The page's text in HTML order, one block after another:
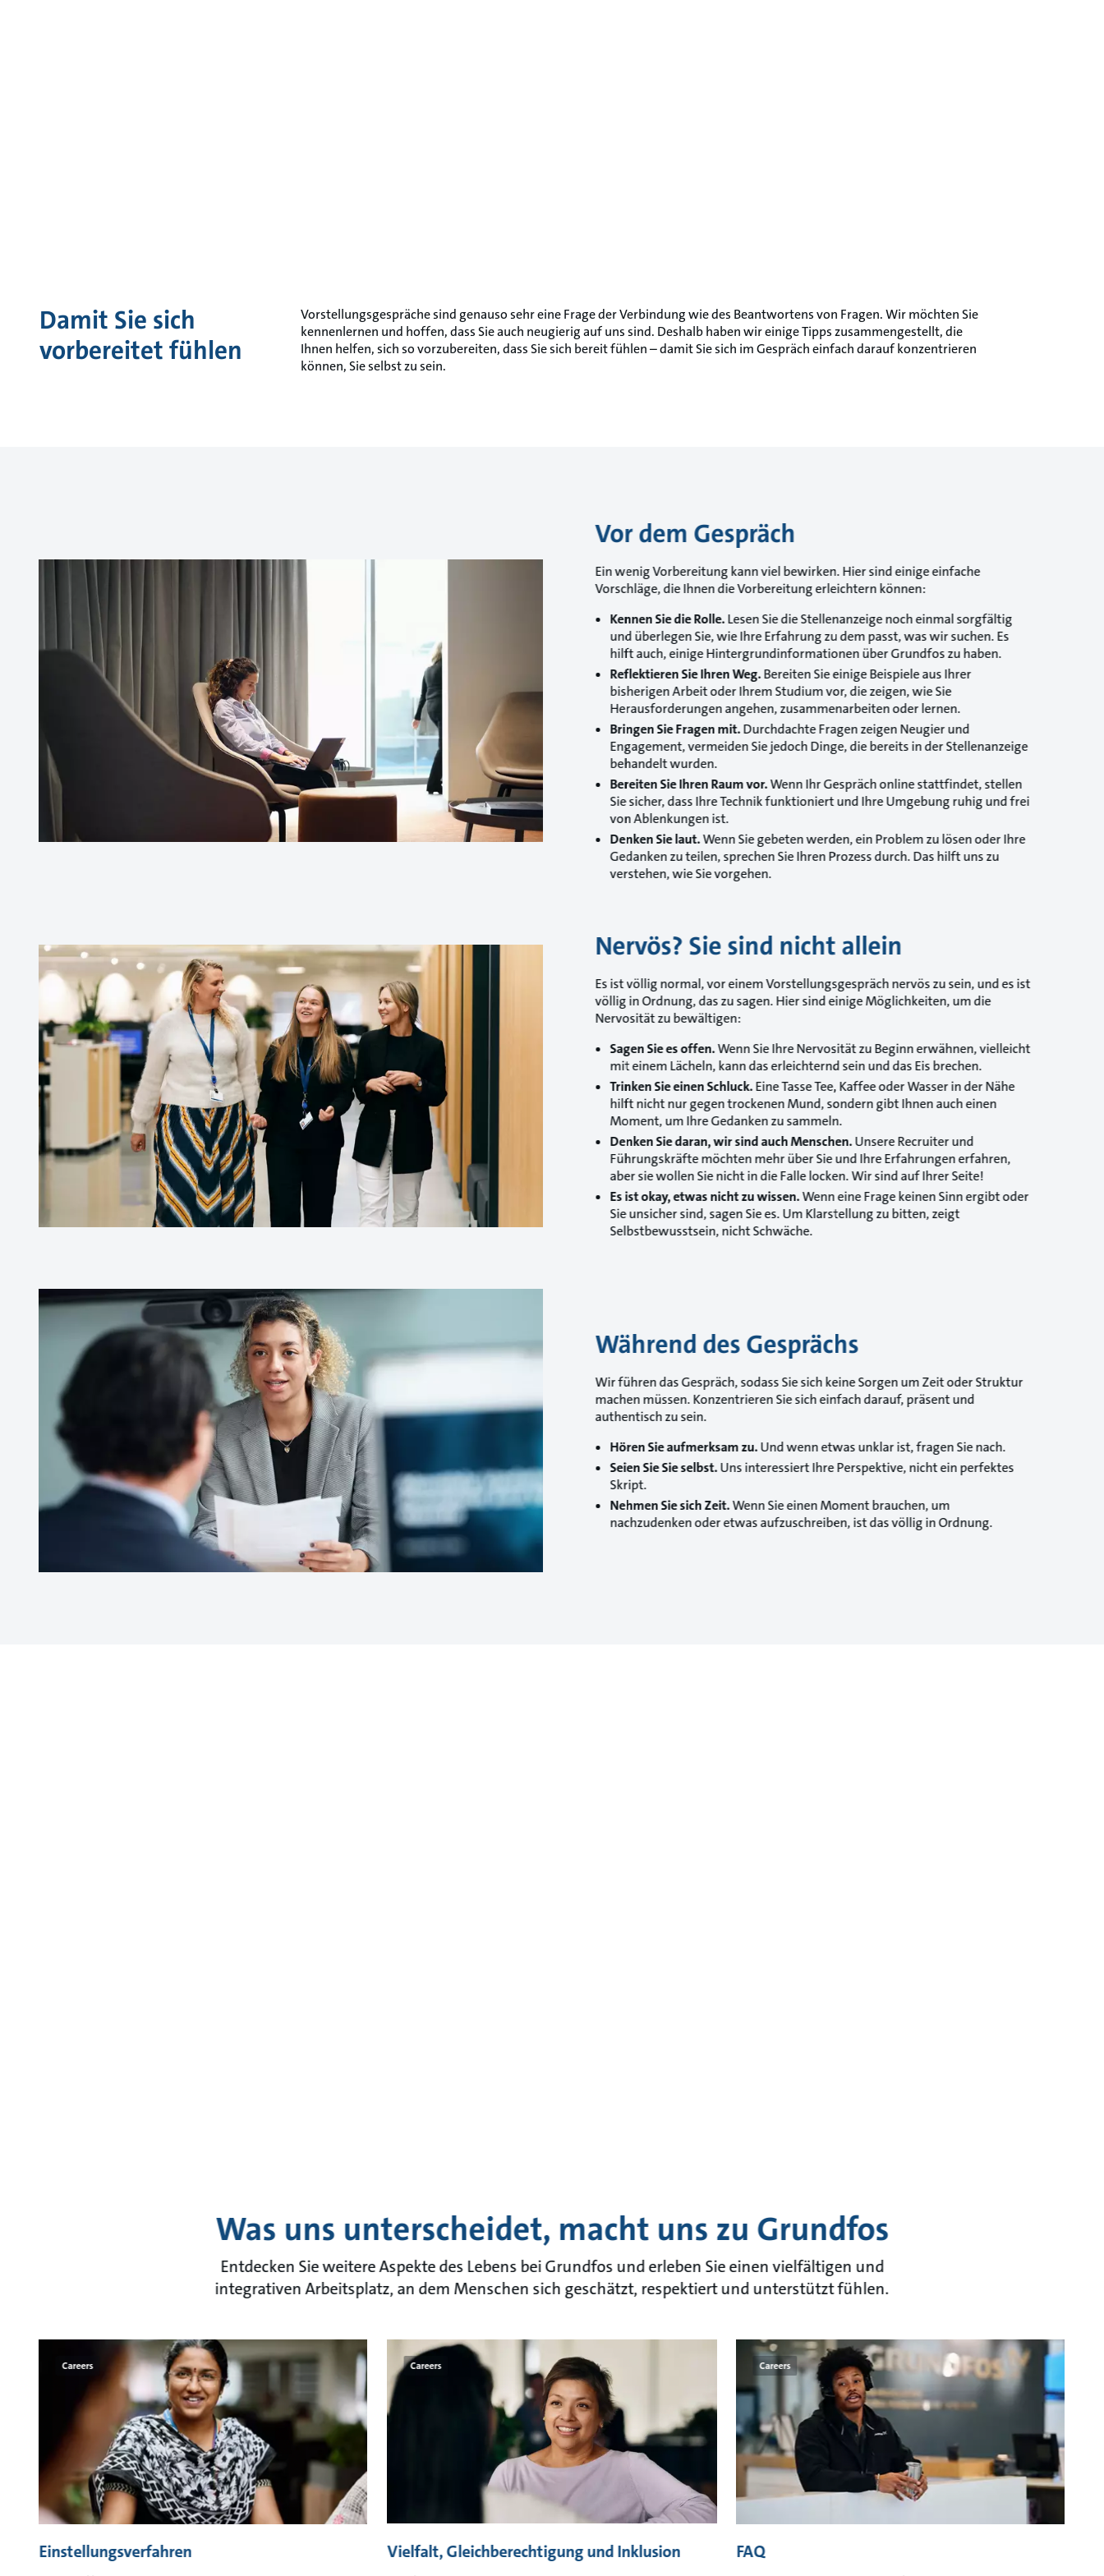
Damit Sie sich
vorbereitet fühlen
Vorstellungsgespräche sind genauso sehr eine Frage der Verbindung wie des Beantwortens von Fragen. Wir möchten Sie
kennenlernen und hoffen, dass Sie auch neugierig auf uns sind. Deshalb haben wir einige Tipps zusammengestellt, die
Ihnen helfen, sich so vorzubereiten, dass Sie sich bereit fühlen – damit Sie sich im Gespräch einfach darauf konzentrieren
können, Sie selbst zu sein.
Vor dem Gespräch
Ein wenig Vorbereitung kann viel bewirken. Hier sind einige einfache
Vorschläge, die Ihnen die Vorbereitung erleichtern können:
Kennen Sie die Rolle.Lesen Sie die Stellenanzeige noch einmal sorgfältig
und überlegen Sie, wie Ihre Erfahrung zu dem passt, was wir suchen. Es
hilft auch, einige Hintergrundinformationen über Grundfos zu haben.
Reflektieren Sie Ihren Weg.Bereiten Sie einige Beispiele aus Ihrer
bisherigen Arbeit oder Ihrem Studium vor, die zeigen, wie Sie
Herausforderungen angehen, zusammenarbeiten oder lernen.
Bringen Sie Fragen mit.Durchdachte Fragen zeigen Neugier und
Engagement, vermeiden Sie jedoch Dinge, die bereits in der Stellenanzeige
behandelt wurden.
Bereiten Sie Ihren Raum vor.Wenn Ihr Gespräch online stattfindet, stellen
Sie sicher, dass Ihre Technik funktioniert und Ihre Umgebung ruhig und frei
von Ablenkungen ist.
Denken Sie laut.Wenn Sie gebeten werden, ein Problem zu lösen oder Ihre
Gedanken zu teilen, sprechen Sie Ihren Prozess durch. Das hilft uns zu
verstehen, wie Sie vorgehen.
Nervös? Sie sind nicht allein
Es ist völlig normal, vor einem Vorstellungsgespräch nervös zu sein, und es ist
völlig in Ordnung, das zu sagen. Hier sind einige Möglichkeiten, um die
Nervosität zu bewältigen:
Sagen Sie es offen.Wenn Sie Ihre Nervosität zu Beginn erwähnen, vielleicht
mit einem Lächeln, kann das erleichternd sein und das Eis brechen.
Trinken Sie einen Schluck.Eine Tasse Tee, Kaffee oder Wasser in der Nähe
hilft nicht nur gegen trockenen Mund, sondern gibt Ihnen auch einen
Moment, um Ihre Gedanken zu sammeln.
Denken Sie daran, wir sind auch Menschen.Unsere Recruiter und
Führungskräfte möchten mehr über Sie und Ihre Erfahrungen erfahren,
aber sie wollen Sie nicht in die Falle locken. Wir sind auf Ihrer Seite!
Es ist okay, etwas nicht zu wissen.Wenn eine Frage keinen Sinn ergibt oder
Sie unsicher sind, sagen Sie es. Um Klarstellung zu bitten, zeigt
Selbstbewusstsein, nicht Schwäche.
Während des Gesprächs
Wir führen das Gespräch, sodass Sie sich keine Sorgen um Zeit oder Struktur
machen müssen. Konzentrieren Sie sich einfach darauf, präsent und
authentisch zu sein.
Hören Sie aufmerksam zu.Und wenn etwas unklar ist, fragen Sie nach.
Seien Sie Sie selbst.Uns interessiert Ihre Perspektive, nicht ein perfektes
Skript.
Nehmen Sie sich Zeit.Wenn Sie einen Moment brauchen, um
nachzudenken oder etwas aufzuschreiben, ist das völlig in Ordnung.
Was uns unterscheidet, macht uns zu Grundfos
Entdecken Sie weitere Aspekte des Lebens bei Grundfos und erleben Sie einen vielfältigen und
integrativen Arbeitsplatz, an dem Menschen sich geschätzt, respektiert und unterstützt fühlen.
Careers
Einstellungsverfahren
Careers
Vielfalt, Gleichberechtigung und Inklusion
Careers
FAQ